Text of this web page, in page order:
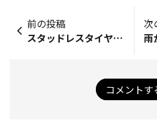
前の投稿
スタッドレスタイヤ+アルミホイールセット
次
コメントす